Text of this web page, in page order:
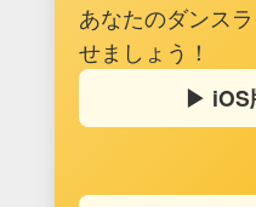
あなたのダンス
せましょう！
▶︎ iOS